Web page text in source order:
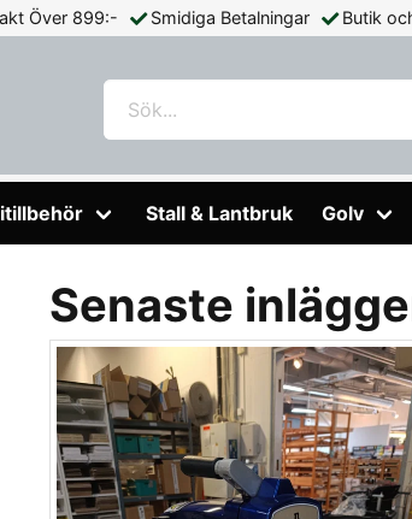
Över 899:- Smidiga Betalningar Butik
Stall & Lantbruk Golv
Senaste